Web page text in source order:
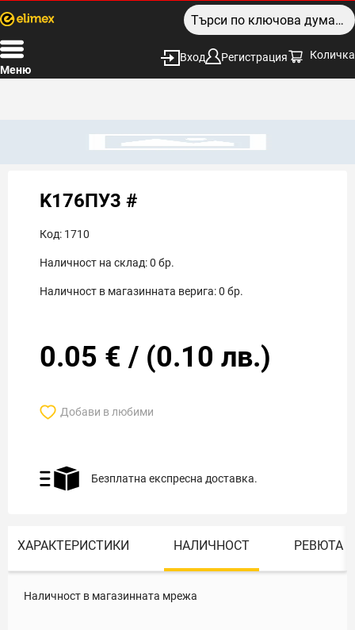
Меню
Вход Регистрация Количка
K176ПУ3 #
Код: 1710
Наличност на склад:0 бр.
Наличност в магазинната верига:0 бр.
0.05 € / (0.10 лв.)
Добави в любими
Безплатна експресна доставка.
ХАРАКТЕРИСТИКИ НАЛИЧНОСТ РЕВЮТА
Наличност в магазинната мрежа